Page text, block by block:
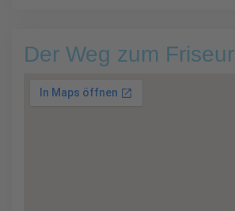
Der Weg zum Friseur